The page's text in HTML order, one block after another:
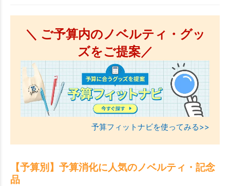
＼ ご予算内のノベルティ・グッ
ズをご提案／
予算フィットナビを使ってみる>>
【予算別】予算消化に人気のノベルティ・記念
品